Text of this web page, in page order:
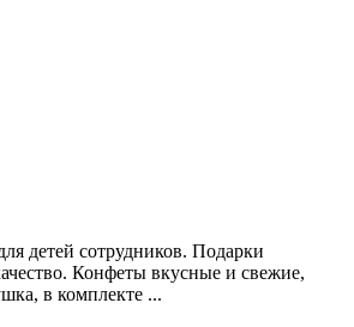
детей сотрудников. Подарки
Конфеты вкусные и свежие,
в комплекте ...